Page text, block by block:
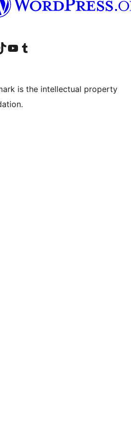
konto
vårt TikTok-konto
Besök vår YouTube-kanalBesök vårt Tumblr-konto
is the intellectual property